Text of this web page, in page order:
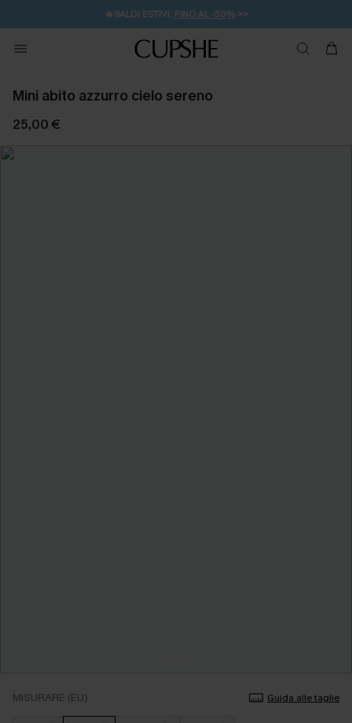
🔥SALDI ESTIVI: FINO AL -50%>>
🚚SPEDIZIONE GRATUITA DA 49€
💌REGALO PER I NUOVI: 20% DI SCONTO*
Mini abito azzurro cielo sereno
25,00 €
MISURARE (EU) Guida alle taglie